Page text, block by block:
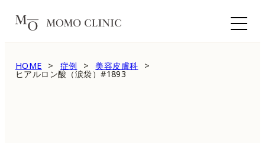
HOME 症例 美容皮膚科
ヒアルロン酸（涙袋）#1893